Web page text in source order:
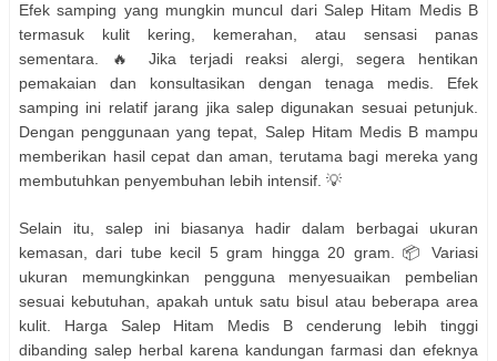
Efek samping yang mungkin muncul dari Salep Hitam Medis B
termasuk kulit kering, kemerahan, atau sensasi panas
sementara. 🔥 Jika terjadi reaksi alergi, segera hentikan
pemakaian dan konsultasikan dengan tenaga medis. Efek
samping ini relatif jarang jika salep digunakan sesuai petunjuk.
Dengan penggunaan yang tepat, Salep Hitam Medis B mampu
memberikan hasil cepat dan aman, terutama bagi mereka yang
membutuhkan penyembuhan lebih intensif. 💡
Selain itu, salep ini biasanya hadir dalam berbagai ukuran
kemasan, dari tube kecil 5 gram hingga 20 gram. 📦 Variasi
ukuran memungkinkan pengguna menyesuaikan pembelian
sesuai kebutuhan, apakah untuk satu bisul atau beberapa area
kulit. Harga Salep Hitam Medis B cenderung lebih tinggi
dibanding salep herbal karena kandungan farmasi dan efeknya